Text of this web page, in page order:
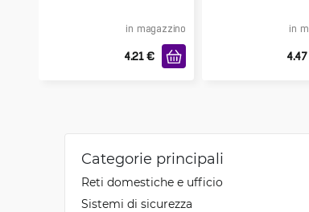
in magazzino
4.21 €
in
4.47
Categorie principali
Reti domestiche e ufficio
Sistemi di sicurezza